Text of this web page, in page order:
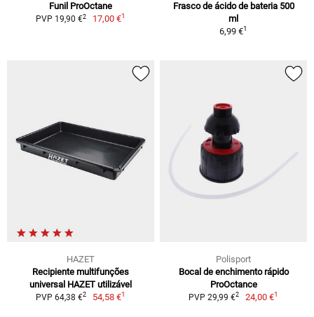
Funil ProOctane
PVP 19,90 €2 17,00 €1
Frasco de ácido de bateria 500
ml
6,99 €1
HAZET
Recipiente multifunções
universal HAZET utilizável
PVP 64,38 €2 54,58 €1
Polisport
Bocal de enchimento rápido
ProOctance
PVP 29,99 €2 24,00 €1